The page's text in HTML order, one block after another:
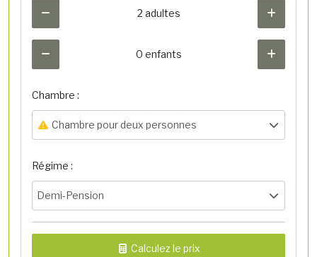
2 adultes
0 enfants
Chambre :
Chambre pour deux personnes
Régime :
Demi-Pension
Calculez le prix